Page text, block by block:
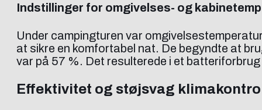
Indstillinger for omgivelses- og
Under campingturen var
at sikre en komfortabel nat. De begyndte at
var på 57 %. Det resulterede i et
Effektivitet og støjsvag